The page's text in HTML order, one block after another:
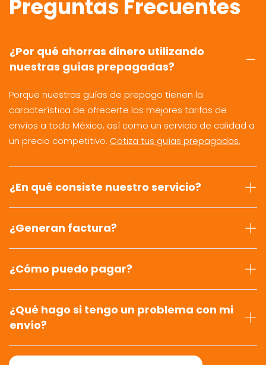
Preguntas Frecuentes
¿Por qué ahorras dinero utilizando
nuestras guías prepagadas?
Porque nuestras guías de prepago tienen la
característica de ofrecerte las mejores tarifas de
envíos a todo México, así como un servicio de calidad a
un precio competitivo. Cotiza tus guías prepagadas.
¿En qué consiste nuestro servicio?
¿Generan factura?
¿Cómo puedo pagar?
¿Qué hago si tengo un problema con mi
envío?